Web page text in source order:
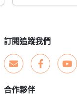
訂閱追蹤我們
合作夥伴